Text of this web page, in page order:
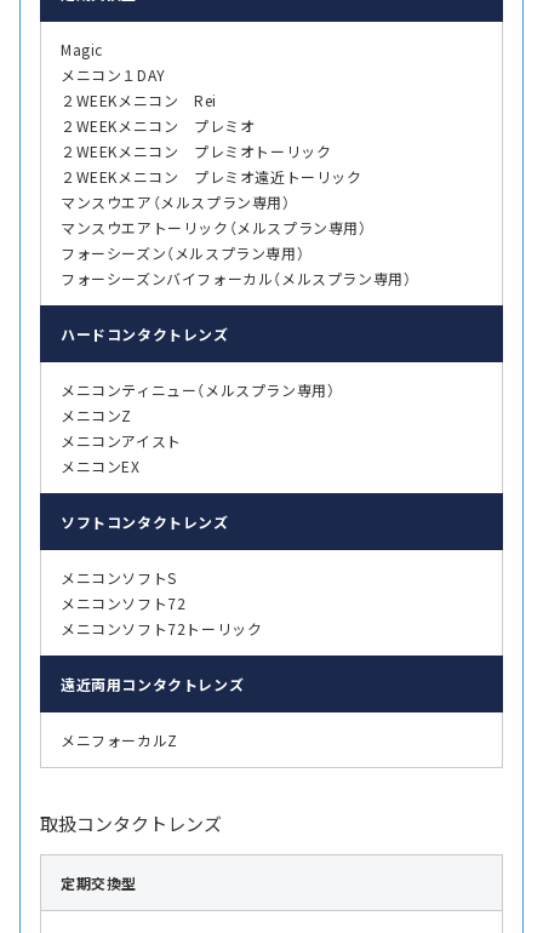
Magic
メニコン１DAY
２WEEKメニコン Rei
２WEEKメニコン プレミオ
２WEEKメニコン プレミオトーリック
２WEEKメニコン プレミオ遠近トーリック
マンスウエア（メルスプラン専用）
マンスウエアトーリック（メルスプラン専用）
フォーシーズン（メルスプラン専用）
フォーシーズンバイフォーカル（メルスプラン専用）
ハード コンタクトレンズ
メニコンティニュー（メルスプラン専用）
メニコンZ
メニコンアイスト
メニコンEX
ソフト コンタクトレンズ
メニコンソフトS
メニコンソフト72
メニコンソフト72トーリック
遠近両用コンタクトレンズ
メニフォーカルZ
取扱コンタクトレンズ
定期交換型